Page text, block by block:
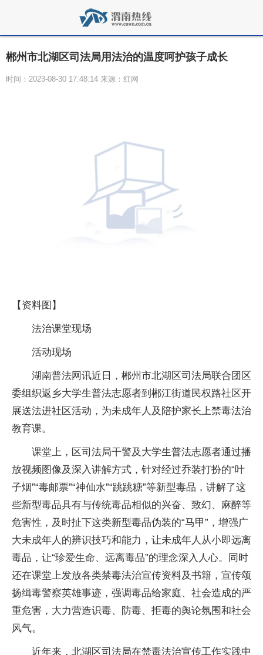
郴州市北湖区司法局用法治的温度呵护孩子成长
时间：2023-08-30 17:48:14 来源：红网
【资料图】
法治课堂现场
活动现场
湖南普法网讯近日，郴州市北湖区司法局联合团区
委组织返乡大学生普法志愿者到郴江街道民权路社区开
展送法进社区活动，为未成年人及陪护家长上禁毒法治
教育课。
课堂上，区司法局干警及大学生普法志愿者通过播
放视频图像及深入讲解方式，针对经过乔装打扮的“叶
子烟”“毒邮票”“神仙水”“跳跳糖”等新型毒品，讲解了这
些新型毒品具有与传统毒品相似的兴奋、致幻、麻醉等
危害性，及时扯下这类新型毒品伪装的“马甲”，增强广
大未成年人的辨识技巧和能力，让未成年人从小即远离
毒品，让“珍爱生命、远离毒品”的理念深入人心。同时
还在课堂上发放各类禁毒法治宣传资料及书籍，宣传颂
扬缉毒警察英雄事迹，强调毒品给家庭、社会造成的严
重危害，大力营造识毒、防毒、拒毒的舆论氛围和社会
风气。
近年来，北湖区司法局在禁毒法治宣传工作实践中